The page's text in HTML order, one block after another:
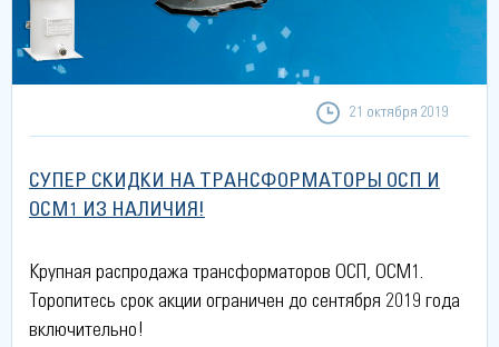
21 октября 2019
СУПЕР СКИДКИ НА ТРАНСФОРМАТОРЫ ОСП И
ОСМ1 ИЗ НАЛИЧИЯ!
Крупная распродажа трансформаторов ОСП, ОСМ1.
Торопитесь срок акции ограничен до сентября 2019 года
включительно!